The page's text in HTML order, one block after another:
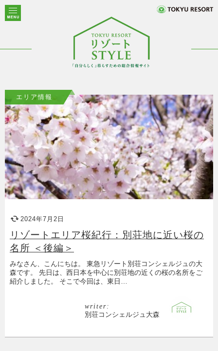
エリア情報
2024年7月2日
リゾートエリア桜紀行：別荘地に近い桜の
名所 ＜後編＞
みなさん、こんにちは。 東急リゾート別荘コンシェルジュの大
森です。 先日は、西日本を中心に別荘地の近くの桜の名所をご
紹介しました。 そこで今回は、東日…
writer:
別荘コンシェルジュ大森